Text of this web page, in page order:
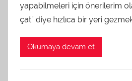
yapabilmeleri için önerilerim
çat” diye hızlıca bir yeri
Okumaya devam et